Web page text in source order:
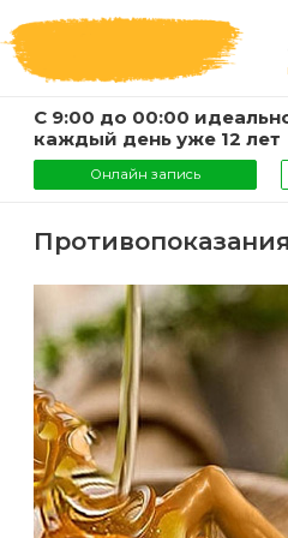
С 9:00 до 00:00
каждый день уже 12 лет
Онлайн запись
ГЛАВНАЯ
и
цены
Эпиляция
воском
Шугаринг
КОМПАНИЯ
О
компании
Мастера
ИНФОРМАЦИЯ
Фото
Видео
ВАЖНО